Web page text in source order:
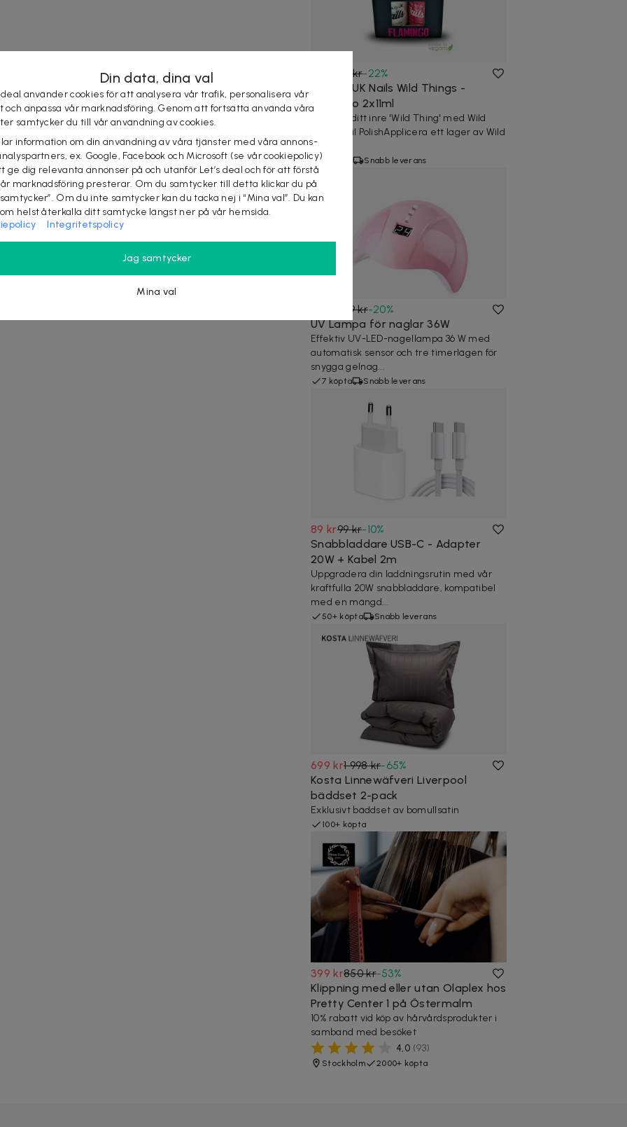
89 kr-22%
Beauty UK Nails Wild Things -
Flamingo 2x11ml
Släpp ut ditt inre 'Wild Thing' med Wild
Thing Nail PolishApplicera ett lager av Wild
Thin...
Snabb leverans
199 kr-20%
UV Lampa för naglar 36W
Effektiv UV-LED-nagellampa 36 W med
automatisk sensor och tre timerlägen för
snygga gelnag...
7 köpta Snabb leverans
89 kr99 kr-10%
Snabbladdare USB-C - Adapter
20W + Kabel 2m
Uppgradera din laddningsrutin med vår
kraftfulla 20W snabbladdare, kompatibel
med en mängd...
50+ köpta Snabb leverans
699 kr1 998 kr-65%
Kosta Linnewäfveri Liverpool
bäddset 2-pack
Exklusivt bäddset av bomullsatin
100+ köpta
399 kr850 kr-53%
Klippning med eller utan Olaplex hos
Pretty Center 1 på Östermalm
10% rabatt vid köp av hårvårdsprodukter i
samband med besöket
4,0 (93)
Stockholm 2000+ köpta
Din data, dina val
deal använder cookies för att analysera vår trafik, personalisera vår
och anpassa vår marknadsföring. Genom att fortsätta använda våra
samtycker du till vår användning av cookies.
information om din användning av våra tjänster med våra annons-
ex. Google, Facebook och Microsoft (se vår cookiepolicy)
ge dig relevanta annonser på och utanför Let’s deal och för att förstå
marknadsföring presterar. Om du samtycker till detta klickar du på
samtycker”. Om du inte samtycker kan du tacka nej i “Mina val”. Du kan
helst återkalla ditt samtycke längst ner på vår hemsida.
Integritetspolicy
Jag samtycker
Mina val